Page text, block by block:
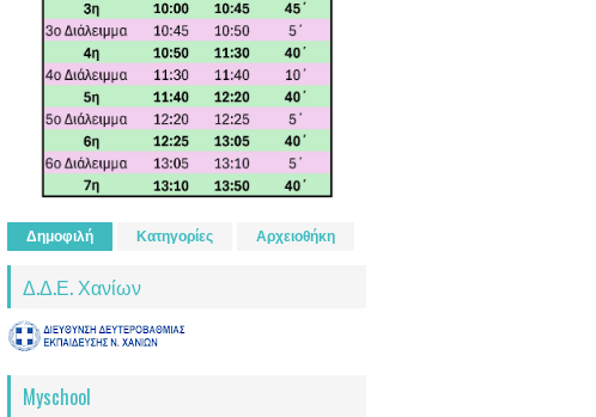
Δημοφιλή Κατηγορίες Αρχειοθήκη
Δ.Δ.Ε. Χανίων
Myschool